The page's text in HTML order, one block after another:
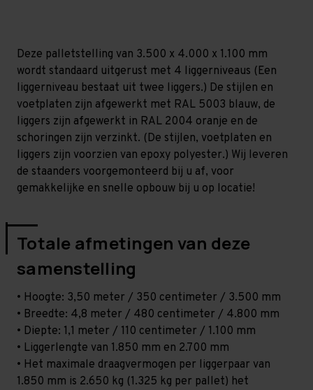
-
T100 T100
Deze palletstelling van 3.500 x 4.000 x 1.100 mm
wordt standaard uitgerust met 4 liggerniveaus (Een
liggerniveau bestaat uit twee liggers.) De stijlen en
voetplaten zijn afgewerkt met RAL 5003 blauw, de
liggers zijn afgewerkt in RAL 2004 oranje en de
schoringen zijn verzinkt. (De stijlen, voetplaten en
liggers zijn voorzien van epoxy polyester.) Wij leveren
de staanders voorgemonteerd bij u af, voor
gemakkelijke en snelle opbouw bij u op locatie!
Totale afmetingen van deze
samenstelling
• Hoogte: 3,50 meter / 350 centimeter / 3.500 mm
• Breedte: 4,8 meter / 480 centimeter / 4.800 mm
• Diepte: 1,1 meter / 110 centimeter / 1.100 mm
• Liggerlengte van 1.850 mm en 2.700 mm
• Het maximale draagvermogen per liggerpaar van
1.850 mm is 2.650 kg (1.325 kg per pallet) het